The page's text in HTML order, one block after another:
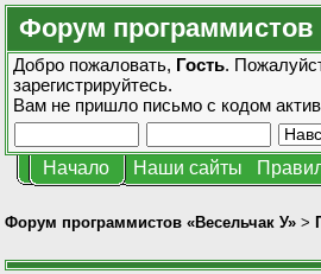
Форум программистов
Добро пожаловать, Гость.
зарегистрируйтесь.
Вам не пришло письмо с кодом
Начало Наши сайты
Форум программистов «Весельчак У» >